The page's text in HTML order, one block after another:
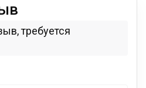
требуется